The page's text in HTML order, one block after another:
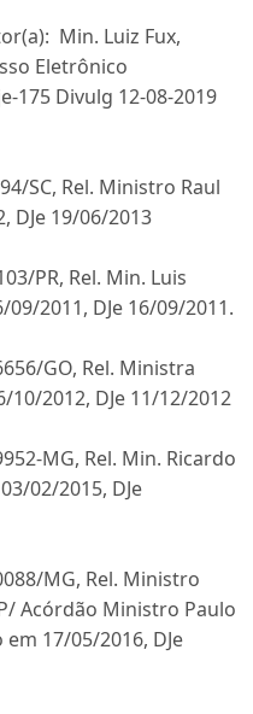
Min. Luiz Fux,
Eletrônico
175 Divulg 12-08-2019
SC, Rel. Ministro Raul
DJe 19/06/2013
PR, Rel. Min. Luis
2011, DJe 16/09/2011.
GO, Rel. Ministra
2012, DJe 11/12/2012
MG, Rel. Min. Ricardo
02/2015, DJe
MG, Rel. Ministro
Acórdão Ministro Paulo
17/05/2016, DJe